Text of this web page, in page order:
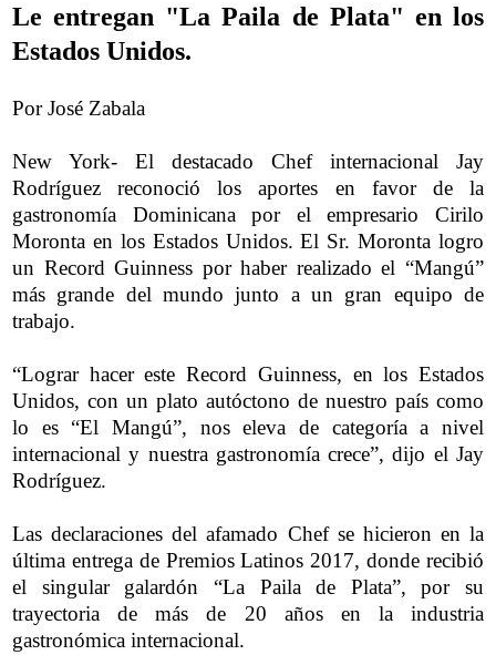
Le entregan "La Paila de Plata" en los
Estados Unidos.
Por José Zabala
New York- El destacado Chef internacional Jay
Rodríguez reconoció los aportes en favor de la
gastronomía Dominicana por el empresario Cirilo
Moronta en los Estados Unidos. El Sr. Moronta logro
un Record Guinness por haber realizado el “Mangú”
más grande del mundo junto a un gran equipo de
trabajo.
“Lograr hacer este Record Guinness, en los Estados
Unidos, con un plato autóctono de nuestro país como
lo es “El Mangú”, nos eleva de categoría a nivel
internacional y nuestra gastronomía crece”, dijo el Jay
Rodríguez.
Las declaraciones del afamado Chef se hicieron en la
última entrega de Premios Latinos 2017, donde recibió
el singular galardón “La Paila de Plata”, por su
trayectoria de más de 20 años en la industria
gastronómica internacional.